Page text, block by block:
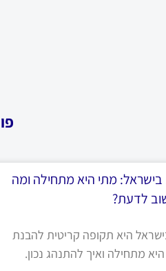
בישראל: מתי היא מתחילה ומה
לדעת?
היא תקופה קריטית להבנת
מתחילה ואיך להתנהג נכון.